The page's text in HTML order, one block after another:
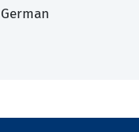
German